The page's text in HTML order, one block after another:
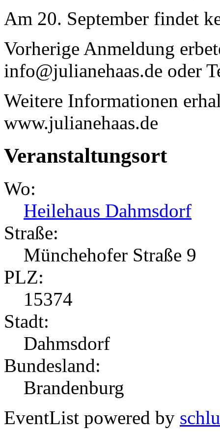
Am 20. September findet
Vorherige Anmeldung
info@julianehaas.de oder
Weitere Informationen
www.julianehaas.de
Veranstaltungsort
Wo:
Heilehaus Dahmsdorf
Straße:
Münchehofer Straße 9
PLZ:
15374
Stadt:
Dahmsdorf
Bundesland:
Brandenburg
EventList powered by